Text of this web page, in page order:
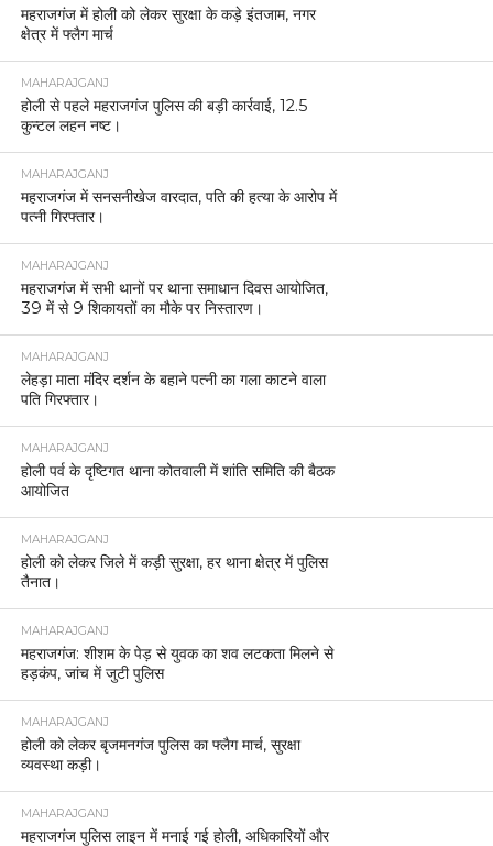
महराजगंज में होली को लेकर सुरक्षा के कड़े इंतजाम, नगर
क्षेत्र में फ्लैग मार्च
MAHARAJGANJ
होली से पहले महराजगंज पुलिस की बड़ी कार्रवाई, 12.5
कुन्टल लहन नष्ट।
MAHARAJGANJ
महराजगंज में सनसनीखेज वारदात, पति की हत्या के आरोप में
पत्नी गिरफ्तार।
MAHARAJGANJ
महराजगंज में सभी थानों पर थाना समाधान दिवस आयोजित,
39 में से 9 शिकायतों का मौके पर निस्तारण।
MAHARAJGANJ
लेहड़ा माता मंदिर दर्शन के बहाने पत्नी का गला काटने वाला
पति गिरफ्तार।
MAHARAJGANJ
होली पर्व के दृष्टिगत थाना कोतवाली में शांति समिति की बैठक
आयोजित
MAHARAJGANJ
होली को लेकर जिले में कड़ी सुरक्षा, हर थाना क्षेत्र में पुलिस
तैनात।
MAHARAJGANJ
महराजगंज: शीशम के पेड़ से युवक का शव लटकता मिलने से
हड़कंप, जांच में जुटी पुलिस
MAHARAJGANJ
होली को लेकर बृजमनगंज पुलिस का फ्लैग मार्च, सुरक्षा
व्यवस्था कड़ी।
MAHARAJGANJ
महराजगंज पुलिस लाइन में मनाई गई होली, अधिकारियों और